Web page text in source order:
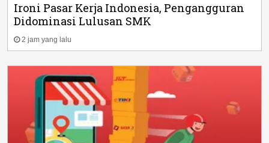
Ironi Pasar Kerja Indonesia, Pengangguran
Didominasi Lulusan SMK
2 jam yang lalu